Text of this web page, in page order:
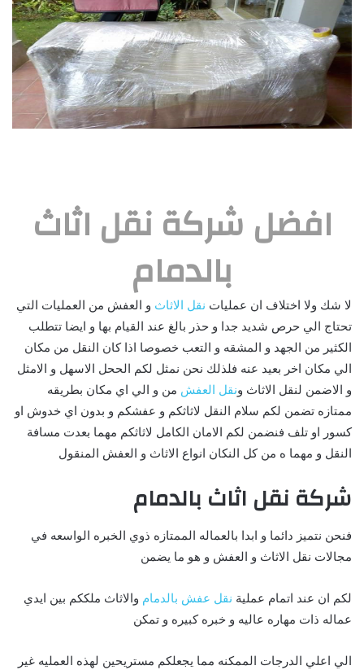
افضل شركة نقل اثاث
بالدمام
لا شك ولا اختلاف ان عمليات نقل الاثاث و العفش من العمليات التي
تحتاج الي حرص شديد جدا و حذر بالغ عند القيام بها و ايضا تتطلب
الكثير من الجهد و المشقه و التعب خصوصا اذا كان النقل من مكان
الي مكان اخر بعيد عنه فلذلك نحن نمثل لكم الححل الاسهل و الامثل
و الاضمن لنقل الاثاث ونقل العفش من و الي اي مكان بطريقه
ممتازه تضمن لكم سلام النقل لاثاثكم و عفشكم و بدون اي خدوش او
كسور او تلف فنضمن لكم الامان الكامل لاثاثكم مهما بعدت مسافة
النقل و مهما ه من كل النكان انواع الاثاث و العفش المنقول
شركة نقل اثاث بالدمام
فنحن نتميز دائما و ابدا بالعماله الممتازه ذوي الخبره الواسعه في
مجالات نقل الاثاث و العفش و هو ما يضمن
لكم ان عند اتمام عملية نقل عفش بالدمام والاثاث ملككم بين ايدي
عماله ذات مهاره عاليه و خبره كبيره و تمكن
الي اعلي الدرجات الممكنه مما يجعلكم مستريحين لهذه العمليه غير